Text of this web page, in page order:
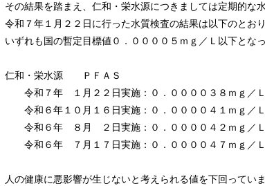
その結果を踏まえ、仁和・栄水源につきましては定期的な
令和７年１月２２日に行った水質検査の結果は以下のとおり
いずれも国の暫定目標値０．００００５ｍｇ／Ｌ以下とな
仁和・栄水源 ＰＦＡＳ
令和７年 １月２２日実施：０．００００３８ｍｇ／Ｌ
令和６年１０月１６日実施：０．００００４１ｍｇ／Ｌ
令和６年 ８月 ２日実施：０．００００４２ｍｇ／Ｌ
令和６年 ７月１７日実施：０．００００４７ｍｇ／Ｌ
人の健康に悪影響が生じないと考えられる値を下回ってい